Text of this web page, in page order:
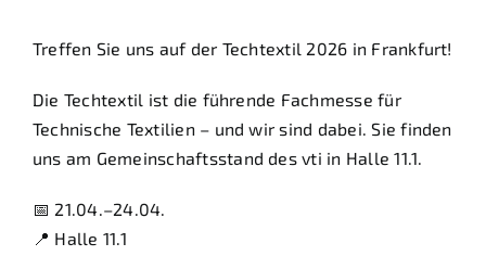
Kontakt
Treffen Sie uns auf der Techtextil 2026 in Frankfurt!
Die Techtextil ist die führende Fachmesse für
Technische Textilien – und wir sind dabei. Sie finden
uns am Gemeinschaftsstand des vti in Halle 11.1.
📅 21.04.–24.04.
📍 Halle 11.1